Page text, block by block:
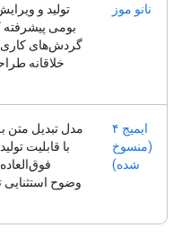
نانو موز
تولید و
بومی پیشرفته
گردش‌های
خلاقانه
ایمیج ۴
(منسوخ
شده)
مدل تبدیل متن
با قابلیت
وضوح استثنایی